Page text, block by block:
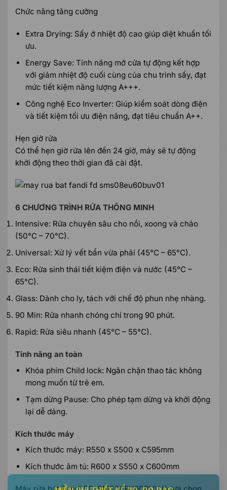
Chức năng tăng cường
Extra Drying: Sấy ở nhiệt độ cao giúp diệt khuẩn tối
ưu.
Energy Save: Tính năng mở cửa tự động kết hợp
với giảm nhiệt độ cuối cùng của chu trình sấy, đạt
mức tiết kiệm năng lượng A+++.
Công nghệ Eco Inverter: Giúp kiểm soát dòng điện
và tiết kiệm tối ưu điện năng, đạt tiêu chuẩn A++.
Hẹn giờ rửa
Có thể hẹn giờ rửa lên đến 24 giờ, máy sẽ tự động
khởi động theo thời gian đã cài đặt.
6 CHƯƠNG TRÌNH RỬA THÔNG MINH
Intensive: Rửa chuyên sâu cho nồi, xoong và chảo
(50°C – 70°C).
Universal: Xử lý vết bẩn vừa phải (45°C – 65°C).
Eco: Rửa sinh thái tiết kiệm điện và nước (45°C –
65°C).
Glass: Dành cho ly, tách với chế độ phun nhẹ nhàng.
90 Min: Rửa nhanh chóng chỉ trong 90 phút.
Rapid: Rửa siêu nhanh (45°C – 55°C).
Tính năng an toàn
Khóa phím Child lock: Ngăn chặn thao tác không
mong muốn từ trẻ em.
Tạm dừng Pause: Cho phép tạm dừng và khởi động
lại dễ dàng.
Kích thước máy
Kích thước máy: R550 x S500 x C595mm
Kích thước âm tủ: R600 x S550 x C600mm